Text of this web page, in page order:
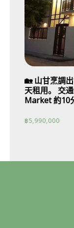
🏡 山甘烹調
天租用。 交
Market 約10
฿5,990,000